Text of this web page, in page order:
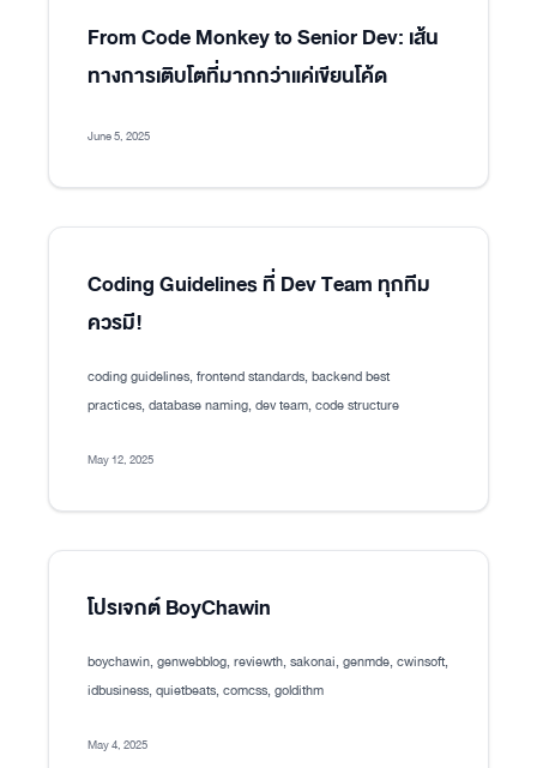
From Code Monkey to Senior Dev: เส้น
ทางการเติบโตที่มากกว่าแค่เขียนโค้ด
June 5, 2025
Coding Guidelines ที่ Dev Team ทุกทีม
ควรมี!
coding guidelines, frontend standards, backend best
practices, database naming, dev team, code structure
May 12, 2025
โปรเจกต์ BoyChawin
boychawin, genwebblog, reviewth, sakonai, genmde, cwinsoft,
idbusiness, quietbeats, comcss, goldithm
May 4, 2025